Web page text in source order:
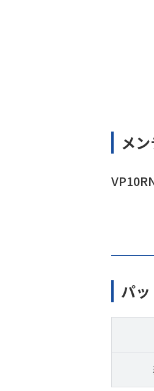
メ
パ